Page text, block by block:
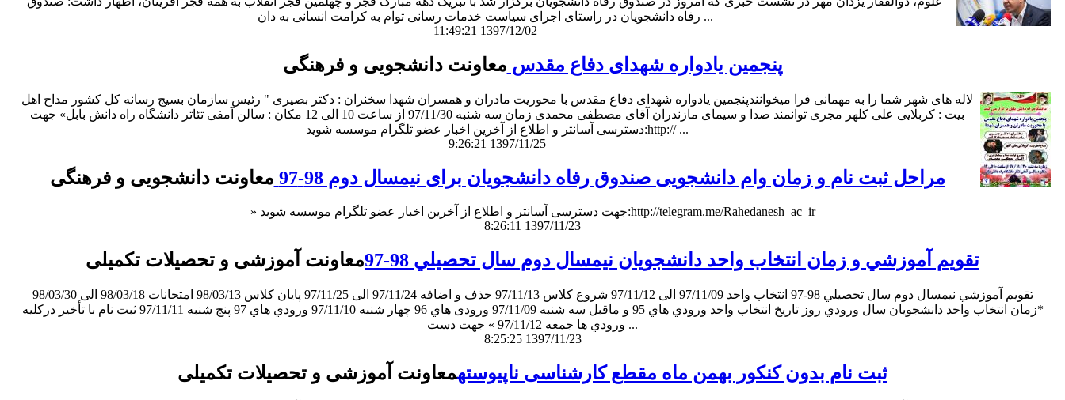
رفاه دانشجویان در راستای اجرای سیاست خدمات رسانی توام به کرامت انسانی به دان ...
11:49:21 1397/12/02
پنجمین یادواره شهدای دفاع مقدس معاونت دانشجویی و فرهنگی
لاله های شهر شما را به مهمانی فرا میخوانندپنجمین یادواره شهدای دفاع مقدس با محوریت مادران و همسران شهدا سخنران : دکتر بصیری " رئیس سازمان بسیج رسانه کل کشور مداح اهل
بیت : کربلایی علی کلهر مجری توانمند صدا و سیمای مازندران آقای مصطفی محمدی زمان سه شنبه 97/11/30 از ساعت 10 الی 12 مکان : سالن آمفی تئاتر دانشگاه راه دانش بابل» جهت
دسترسی آسانتر و اطلاع از آخرین اخبار عضو تلگرام موسسه شوید:http:// ...
9:26:21 1397/11/25
مراحل ثبت نام و زمان وام دانشجویی صندوق رفاه دانشجویان برای نیمسال دوم 98-97 معاونت دانشجویی و فرهنگی
» جهت دسترسی آسانتر و اطلاع از آخرین اخبار عضو تلگرام موسسه شوید:http://telegram.me/Rahedanesh_ac_ir
8:26:11 1397/11/23
تقويم آموزشي و زمان انتخاب واحد دانشجويان نيمسال دوم سال تحصيلي 98-97 معاونت آموزشی و تحصیلات تکمیلی
تقويم آموزشي نيمسال دوم سال تحصيلي 98-97 انتخاب واحد 97/11/09 الی 97/11/12 شروع كلاس 97/11/13 حذف و اضافه 97/11/24 الی 97/11/25 پایان کلاس 98/03/13 امتحانات 98/03/18 الی 98/03/30
*زمان انتخاب واحد دانشجويان سال ورودي روز تاريخ انتخاب واحد ورودي هاي 95 و ماقبل سه شنبه 97/11/09 ورودی هاي 96 چهار شنبه 97/11/10 ورودي هاي 97 پنج شنبه 97/11/11 ثبت نام با تأخير دركليه
ورودي ها جمعه 97/11/12 » جهت دست ...
8:25:25 1397/11/23
ثبت نام بدون کنکور بهمن ماه مقطع کارشناسی ناپیوستهمعاونت آموزشی و تحصیلات تکمیلی